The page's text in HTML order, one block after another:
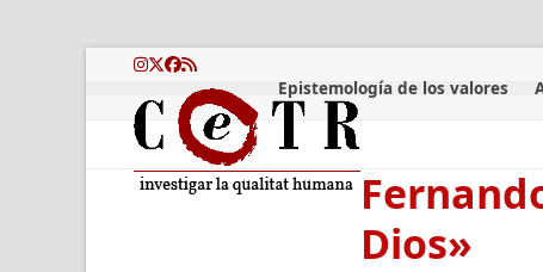
Instagram
Twitter
Facebook
RSS
Epistemología de los valores
Dios»